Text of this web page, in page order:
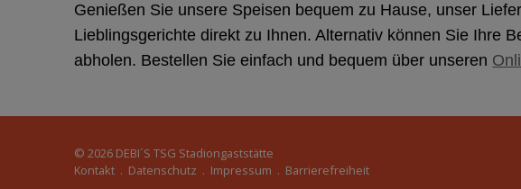
Genießen Sie unsere Speisen bequem zu Hause, unser
Lieblingsgerichte direkt zu Ihnen. Alternativ können Sie Ihre
abholen. Bestellen Sie einfach und bequem über unseren
© 2026 DEBI´S TSG Stadiongaststätte
Kontakt . Datenschutz . Impressum . Barrierefreiheit